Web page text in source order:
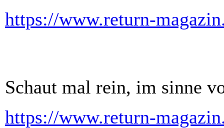
https://www.return-
Schaut mal rein, im sinne
https://www.return-